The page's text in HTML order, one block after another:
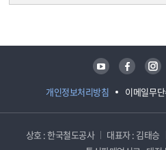
개인정보처리방침 이메일무
유튜브 페이스북 인스타그램
상호 : 한국철도공사 대표자 : 김태승